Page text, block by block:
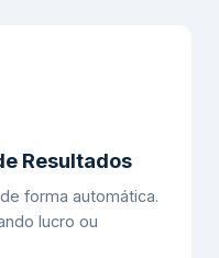
Resultados
forma automática.
lucro ou